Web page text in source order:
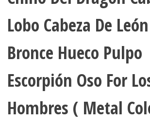
Lobo Cabeza De
Bronce Hueco Pulpo
Escorpión Oso For
Hombres ( Metal